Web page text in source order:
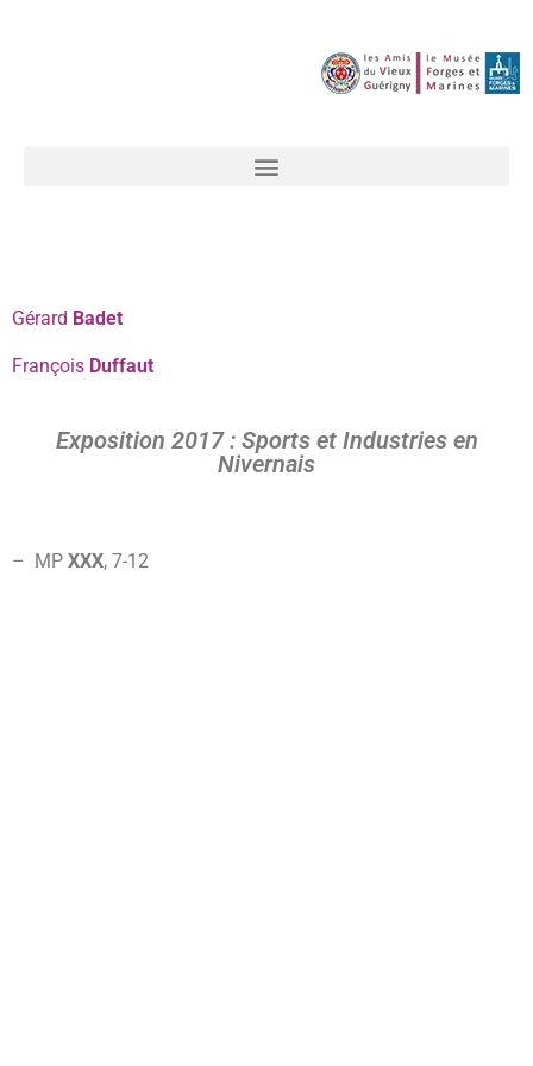
Gérard Badet
François Duffaut
Exposition 2017 : Sports et Industries en
Nivernais
– MP XXX, 7-12